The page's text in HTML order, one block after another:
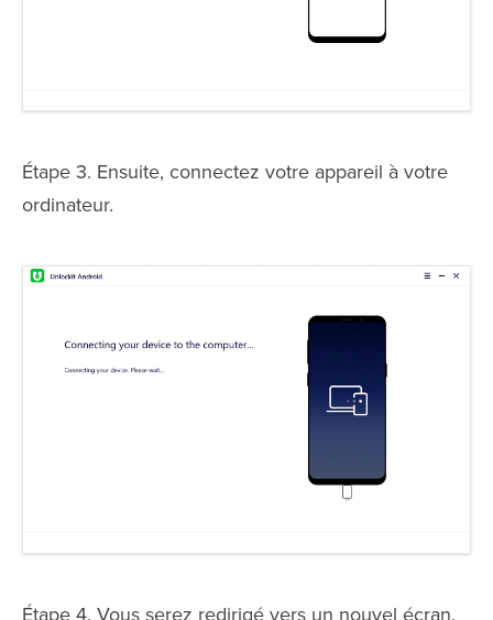
Étape 3. Ensuite, connectez votre appareil à votre
ordinateur.
Étape 4. Vous serez redirigé vers un nouvel écran.